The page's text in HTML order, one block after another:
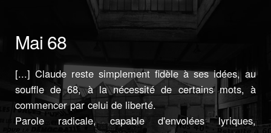
Mai 68
[...] Claude reste simplement fidèle à ses idées, au
souffle de 68, à la nécessité de certains mots, à
commencer par celui de liberté.
Parole radicale, capable d'envolées lyriques,